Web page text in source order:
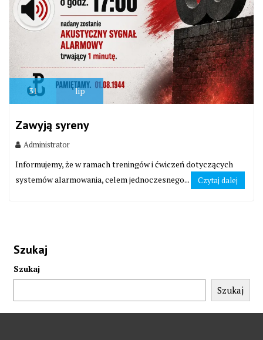
31 lip
Zawyją syreny
Administrator
Informujemy, że w ramach treningów i ćwiczeń dotyczących
systemów alarmowania, celem jednoczesnego...
Czytaj dalej
Szukaj
Szukaj
Szukaj